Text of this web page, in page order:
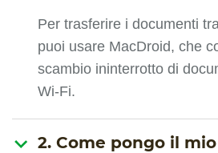
Per trasferire i documenti
puoi usare MacDroid, che
scambio ininterrotto di
Wi-Fi.
2. Come pongo il